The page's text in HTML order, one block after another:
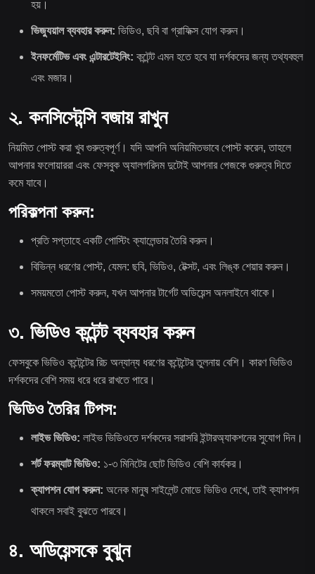
হয়।
ভিজ্যুয়াল ব্যবহার করুন: ভিডিও, ছবি বা গ্রাফিক্স যোগ করুন।
ইনফর্মেটিভ এবং এন্টারটেইনিং: কন্টেন্ট এমন হতে হবে যা দর্শকদের জন্য তথ্যবহুল
এবং মজার।
২. কনসিস্টেন্সি বজায় রাখুন
নিয়মিত পোস্ট করা খুব গুরুত্বপূর্ণ। যদি আপনি অনিয়মিতভাবে পোস্ট করেন, তাহলে
আপনার ফলোয়াররা এবং ফেসবুক অ্যালগরিদম দুটোই আপনার পেজকে গুরুত্ব দিতে
কমে যাবে।
পরিকল্পনা করুন:
প্রতি সপ্তাহে একটি পোস্টিং ক্যালেন্ডার তৈরি করুন।
বিভিন্ন ধরণের পোস্ট, যেমন: ছবি, ভিডিও, টেক্সট, এবং লিঙ্ক শেয়ার করুন।
সময়মতো পোস্ট করুন, যখন আপনার টার্গেট অডিয়েন্স অনলাইনে থাকে।
৩. ভিডিও কন্টেন্ট ব্যবহার করুন
ফেসবুকে ভিডিও কন্টেন্টের রিচ অন্যান্য ধরণের কন্টেন্টের তুলনায় বেশি। কারণ ভিডিও
দর্শকদের বেশি সময় ধরে ধরে রাখতে পারে।
ভিডিও তৈরির টিপস:
লাইভ ভিডিও: লাইভ ভিডিওতে দর্শকদের সরাসরি ইন্টারঅ্যাকশনের সুযোগ দিন।
শর্ট ফরম্যাট ভিডিও: ১-৩ মিনিটের ছোট ভিডিও বেশি কার্যকর।
ক্যাপশন যোগ করুন: অনেক মানুষ সাইলেন্ট মোডে ভিডিও দেখে, তাই ক্যাপশন
থাকলে সবাই বুঝতে পারবে।
৪. অডিয়েন্সকে বুঝুন